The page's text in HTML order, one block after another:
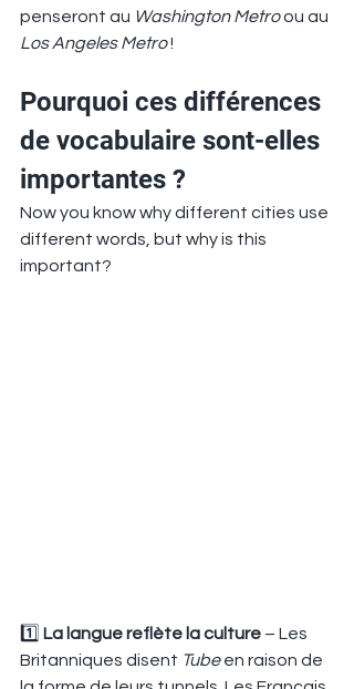
penseront au Washington Metro ou au
Los Angeles Metro !
Pourquoi ces différences
de vocabulaire sont-elles
importantes ?
Now you know why different cities use
different words, but why is this
important?
1️⃣ La langue reflète la culture – Les
Britanniques disent Tube en raison de